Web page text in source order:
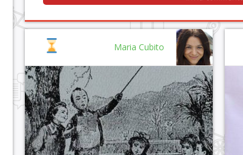
Maria Cubito